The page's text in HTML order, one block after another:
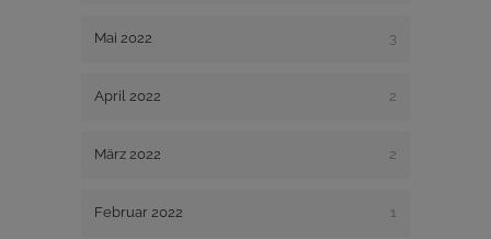
Mai 2022 3
April 2022 2
März 2022 2
Februar 2022 1